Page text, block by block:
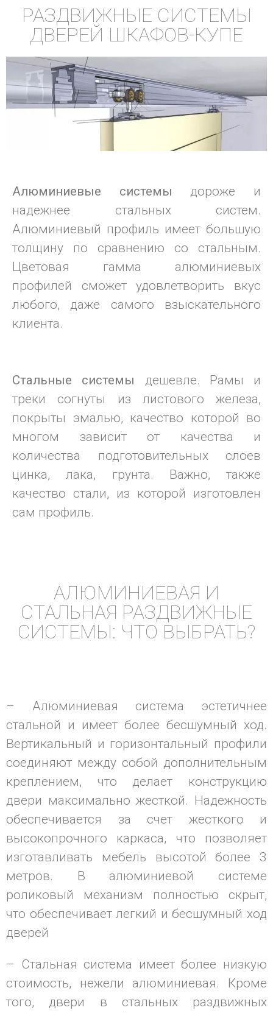
РАЗДВИЖНЫЕ СИСТЕМЫ
ДВЕРЕЙ ШКАФОВ-КУПЕ
Алюминиевые системы дороже и
надежнее стальных систем.
Алюминиевый профиль имеет большую
толщину по сравнению со стальным.
Цветовая гамма алюминиевых
профилей сможет удовлетворить вкус
любого, даже самого взыскательного
клиента.
Стальные системы дешевле. Рамы и
треки согнуты из листового железа,
покрыты эмалью, качество которой во
многом зависит от качества и
количества подготовительных слоев
цинка, лака, грунта. Важно, также
качество стали, из которой изготовлен
сам профиль.
АЛЮМИНИЕВАЯ И
СТАЛЬНАЯ РАЗДВИЖНЫЕ
СИСТЕМЫ: ЧТО ВЫБРАТЬ?
– Алюминиевая система эстетичнее
стальной и имеет более бесшумный ход.
Вертикальный и горизонтальный профили
соединяют между собой дополнительным
креплением, что делает конструкцию
двери максимально жесткой. Надежность
обеспечивается за счет жесткого и
высокопрочного каркаса, что позволяет
изготавливать мебель высотой более 3
метров. В алюминиевой системе
роликовый механизм полностью скрыт,
что обеспечивает легкий и бесшумный ход
дверей
– Стальная система имеет более низкую
стоимость, нежели алюминиевая. Кроме
того, двери в стальных раздвижных